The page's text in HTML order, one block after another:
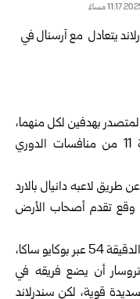
بهدفين لكل منهما،
في اللقاء الذي جمعهما اليوم في الجولة 11 من منافسات الدوري
طريق لاعبه دانيال بالارد
على وقع تقدم أصحاب الأرض
وفي الشوط الثاني أدرك آرسنال التعادل في الدقيقة 54 عبر بوكايو ساكا،
لياندرو تروسار أن يضع فريقه في
قوية، لكن سندرلاند